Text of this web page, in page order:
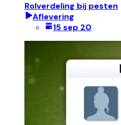
Rolverdeling bij pesten
Aflevering
15 sep 20